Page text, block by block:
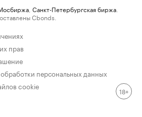
Санкт-Петербургская биржа
Cbonds.
прав
персональных данных
cookie
18+